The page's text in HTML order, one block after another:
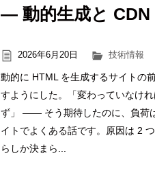
― 動的生成と CDN
2026年6月20日 技術情報
動的に HTML を生成するサイトの
すようにした。「変わっていなけ
ず」 ―― そう期待したのに、負荷
イトでよくある話です。原因は 2
らしか決まら...